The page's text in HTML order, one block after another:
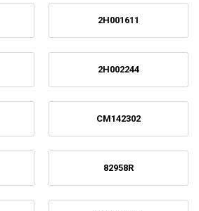
2H001611
2H002244
CM142302
82958R